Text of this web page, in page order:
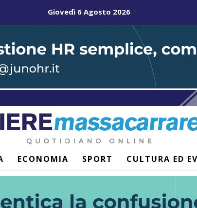
Giovedì 6 Agosto 2026
ECONOMIA SPORT CULTURA ED